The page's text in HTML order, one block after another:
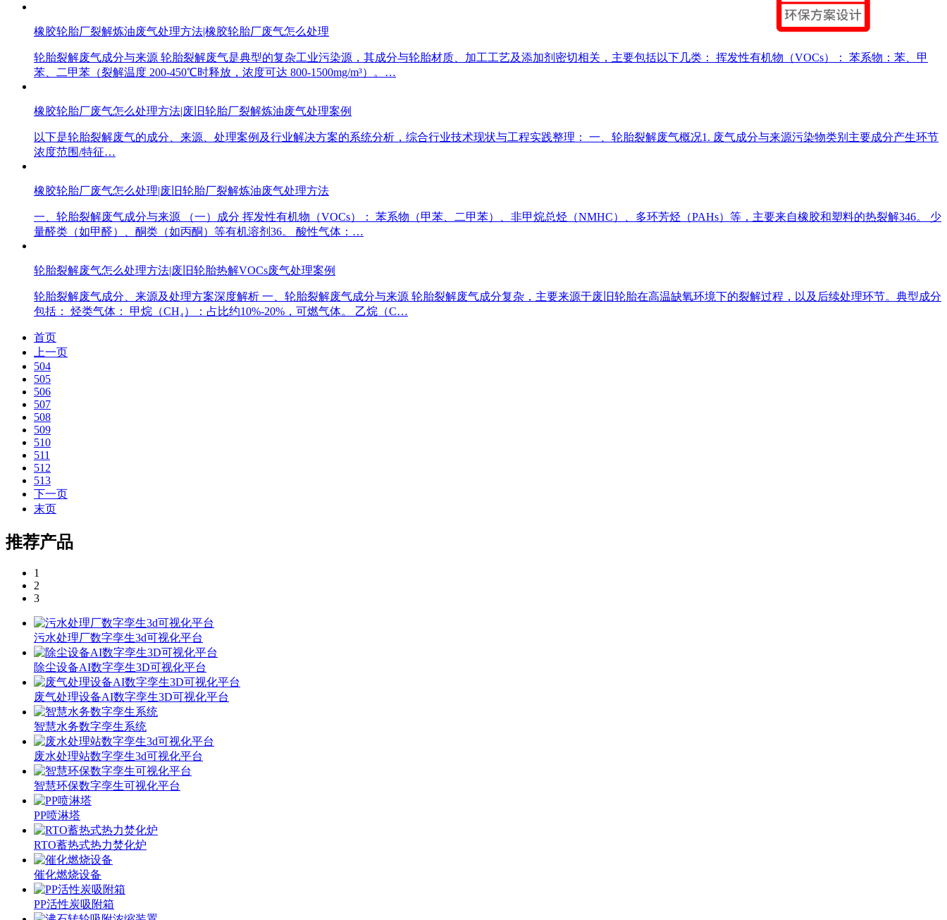
橡胶轮胎厂裂解炼油废气处理方法|橡胶轮胎厂废气怎么处理
轮胎裂解废气成分与来源 轮胎裂解废气是典型的复杂工业污染源，其成分与轮胎材质、加工工艺及添加剂密切相关，主要包括以下几类： 挥发性有机物（VOCs）： 苯系物：苯、甲
苯、二甲苯（裂解温度 200-450℃时释放，浓度可达 800-1500mg/m³）。…
橡胶轮胎厂废气怎么处理方法|废旧轮胎厂裂解炼油废气处理案例
以下是轮胎裂解废气的成分、来源、处理案例及行业解决方案的系统分析，综合行业技术现状与工程实践整理： 一、轮胎裂解废气概况 ​​1. 废气成分与来源​​ ​​污染物类别​​ ​​主要成分​​ ​​产生环节​​ ​​
浓度范围/特征…
橡胶轮胎厂废气怎么处理|废旧轮胎厂裂解炼油废气处理方法
一、轮胎裂解废气成分与来源 （一）成分 挥发性有机物（VOCs）： 苯系物（甲苯、二甲苯）、非甲烷总烃（NMHC）、多环芳烃（PAHs）等，主要来自橡胶和塑料的热裂解346。 少
量醛类（如甲醛）、酮类（如丙酮）等有机溶剂36。 酸性气体：…
轮胎裂解废气怎么处理方法|废旧轮胎热解VOCs废气处理案例
轮胎裂解废气成分、来源及处理方案深度解析 一、轮胎裂解废气成分与来源 轮胎裂解废气成分复杂，主要来源于废旧轮胎在高温缺氧环境下的裂解过程，以及后续处理环节。典型成分
包括： 烃类气体： 甲烷（CH₄）：占比约10%-20%，可燃气体。 乙烷（C…
首页
上一页
504
505
506
507
508
509
510
511
512
513
下一页
末页
推荐产品
1
2
3
污水处理厂数字孪生3d可视化平台
除尘设备AI数字孪生3D可视化平台
废气处理设备AI数字孪生3D可视化平台
智慧水务数字孪生系统
废水处理站数字孪生3d可视化平台
智慧环保数字孪生可视化平台
PP喷淋塔
RTO蓄热式热力焚化炉
催化燃烧设备
PP活性炭吸附箱